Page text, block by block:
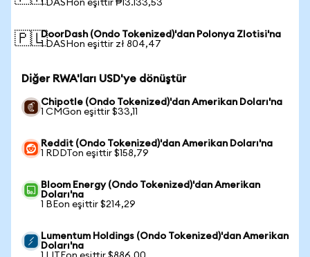
1 DASHon eşittir ₱13.133,53
🇵🇱DoorDash (Ondo Tokenized)'dan Polonya Zlotisi'na
1 DASHon eşittir zł 804,47
Diğer RWA'ları USD'ye dönüştür
Chipotle (Ondo Tokenized)'dan Amerikan Doları'na
1 CMGon eşittir $33,11
Reddit (Ondo Tokenized)'dan Amerikan Doları'na
1 RDDTon eşittir $158,79
Bloom Energy (Ondo Tokenized)'dan Amerikan
Doları'na
1 BEon eşittir $214,29
Lumentum Holdings (Ondo Tokenized)'dan Amerikan
Doları'na